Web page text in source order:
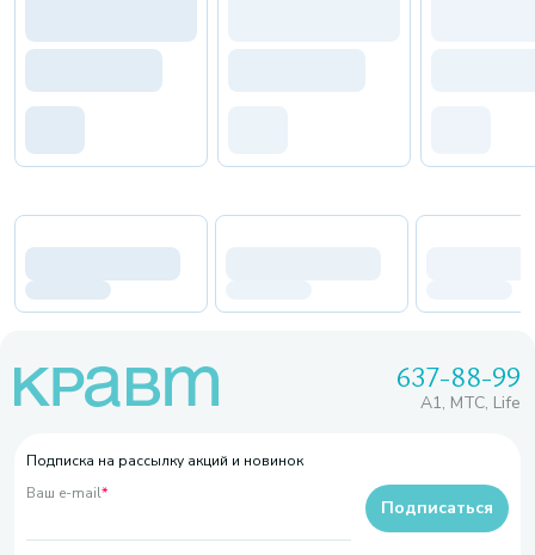
637-88-99
A1, МТС, Life
Подписка на рассылку акций и новинок
Ваш e-mail*
Подписаться